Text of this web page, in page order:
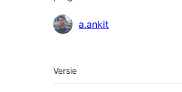
Bijdragers
a.ankit
Meta
Versie